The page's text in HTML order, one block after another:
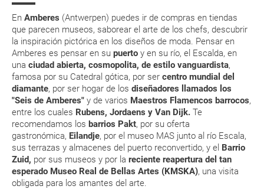
En Amberes (Antwerpen) puedes ir de compras en tiendas
que parecen museos, saborear el arte de los chefs, descubrir
la inspiración pictórica en los diseños de moda. Pensar en
Amberes es pensar en su puerto y en su río, el Escalda, en
una ciudad abierta, cosmopolita, de estilo vanguardista,
famosa por su Catedral gótica, por ser centro mundial del
diamante, por ser hogar de los diseñadores llamados los
"Seis de Amberes" y de varios Maestros Flamencos barrocos,
entre los cuales Rubens, Jordaens y Van Dijk. Te
recomendamos los barrios Pakt, por su oferta
gastronómica, Eilandje, por el museo MAS junto al río Escala,
sus terrazas y almacenes del puerto reconvertido, y el Barrio
Zuid, por sus museos y por la reciente reapertura del tan
esperado Museo Real de Bellas Artes (KMSKA), una visita
obligada para los amantes del arte.
En caso de tener que enviarte la documentación de un paquete
vacacional (Caribe, circuitos, tours...) te enviaremos la documentación
de tu reserva alrededor de 10 días antes de salida, la cual deberás
imprimir y llevar contigo en el viaje.
Esta documentación te será requerida en el mostrador de la compañía
aérea a la hora de realizar el check-in el día de la salida.
MODIFICACIÓN ó CANCELACIÓN ¿Puedo anular o
modificar una reserva del viaje? ¿Qué gastos puede
generar una anulación o modificación del viaje?
¿Qué caducidad debe tener mi pasaporte para ir
a...?